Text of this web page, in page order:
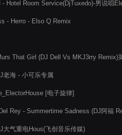
- Hotel Room Service(DjTuxedo)-男说唱
- Herro - Elso Q Remix
That Girl (DJ Dell Vs MKJ3rry Remix)
老海 - 小可乐专属
[电子旋律]
Rey - Summertime Sadness (DJ阿福
大气重电Hous(飞创音乐传媒)